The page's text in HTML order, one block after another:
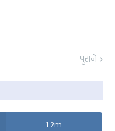
पुराने
1.2m